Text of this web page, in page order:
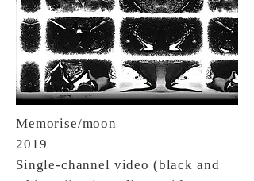
Memorise/moon
2019
Single-channel video (black and